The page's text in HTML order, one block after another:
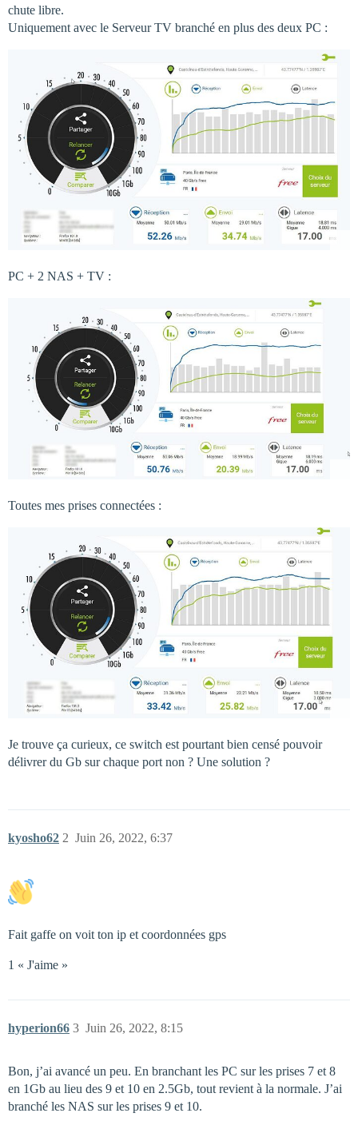
chute libre.
Uniquement avec le Serveur TV branché en plus des deux PC :
PC + 2 NAS + TV :
Toutes mes prises connectées :
Je trouve ça curieux, ce switch est pourtant bien censé pouvoir
délivrer du Gb sur chaque port non ? Une solution ?
kyosho62 Juin 26, 2022, 6:37
2
Fait gaffe on voit ton ip et coordonnées gps
1 « J'aime »
hyperion66 Juin 26, 2022, 8:15
3
Bon, j’ai avancé un peu. En branchant les PC sur les prises 7 et 8
en 1Gb au lieu des 9 et 10 en 2.5Gb, tout revient à la normale. J’ai
branché les NAS sur les prises 9 et 10.